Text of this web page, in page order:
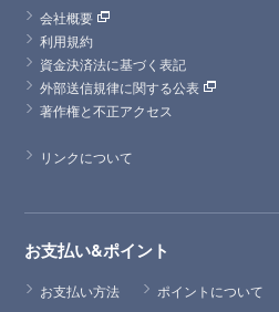
会社概要
利用規約
資金決済法に基づく表記
外部送信規律に関する公表
著作権と不正アクセス
リンクについて
お支払い&ポイント
お支払い方法 ポイントについて